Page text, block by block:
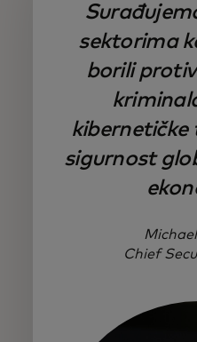
sektorima
borili
kibernetičke
sigurnost
Chief